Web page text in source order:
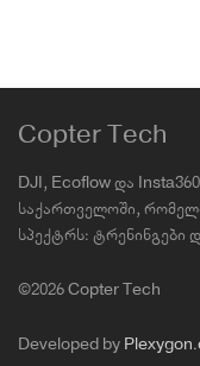
Copter Tech
DJI, Ecoflow და
საქართველოში,
სპექტრს: ტრენინგები
©2026 Copter Tech
Developed by